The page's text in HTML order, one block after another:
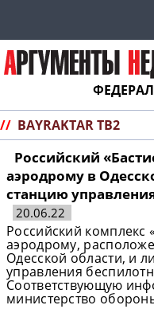
// BAYRAKTAR TB2
Российский
аэродрому в
станцию
20.06.22
Российский комплекс
аэродрому,
Одесской области, и
управления
Соответствующую
министерство